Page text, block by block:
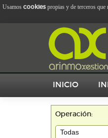
INICIO
Operación:
Usamos cookies propias y de terceros que